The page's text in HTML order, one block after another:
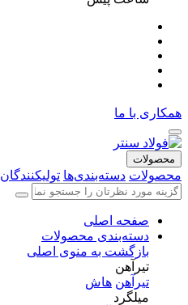
همکاری با ما
محصولات
محصولات دسته‌بندی‌ها تولیکنندگان
صفحه اصلی
دسته‌بندی محصولات
بازگشت به منوی اصلی
تیرآهن
تیرآهن هاش
میلگرد